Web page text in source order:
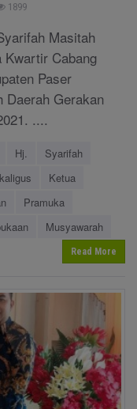
1899
Masitah
Kwartir Cabang
Paser
Daerah Gerakan
....
Hj.
Syarifah
Ketua
Pramuka
Musyawarah
Read More